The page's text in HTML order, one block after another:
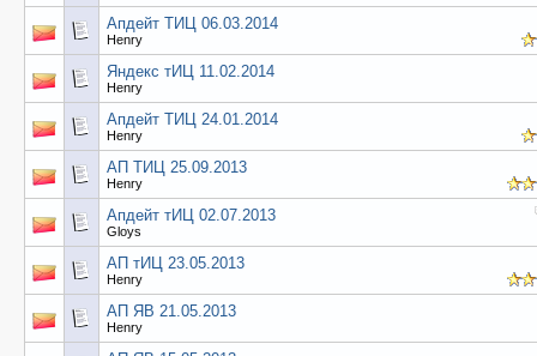
Апдейт ТИЦ 06.03.2014
Henry
Яндекс тИЦ 11.02.2014
Henry
Апдейт ТИЦ 24.01.2014
Henry
АП ТИЦ 25.09.2013
Henry
Апдейт тИЦ 02.07.2013
Gloys
АП тИЦ 23.05.2013
Henry
АП ЯВ 21.05.2013
Henry